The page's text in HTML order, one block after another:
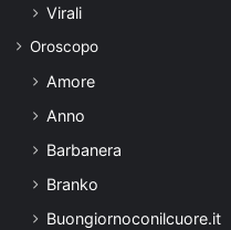
Virali
Oroscopo
Amore
Anno
Barbanera
Branko
Buongiornoconilcuore.it